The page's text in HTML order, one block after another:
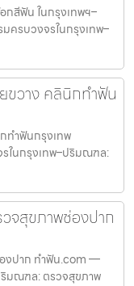
สีฟัน ในกรุงเทพฯ–
รบวงจรในกรุงเทพ–
วาง คลินิกทำฟัน
ทำฟันกรุงเทพ
ในกรุงเทพ–ปริมณฑล:
จสุขภาพช่องปาก
งปาก ทำฟัน.com —
มณฑล: ตรวจสุขภาพ